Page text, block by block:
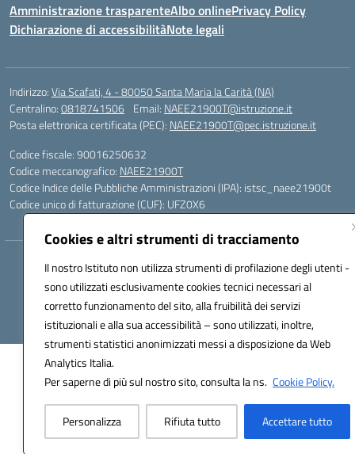
Cookies e altri strumenti di tracciamento
Il nostro Istituto non utilizza strumenti di profilazione degli utenti -
sono utilizzati esclusivamente cookies tecnici necessari al
corretto funzionamento del sito, alla fruibilità dei servizi
istituzionali e alla sua accessibilità – sono utilizzati, inoltre,
strumenti statistici anonimizzati messi a disposizione da Web
Analytics Italia.
Per saperne di più sul nostro sito, consulta la ns. Cookie Policy.
Personalizza Rifiuta tutto Accettare tutto
Amministrazione trasparenteAlbo onlinePrivacy Policy
Dichiarazione di accessibilitàNote legali
Indirizzo:Via Scafati, 4 - 80050 Santa Maria la Carità (NA)
Centralino:0818741506 Email: NAEE21900T@istruzione.it
Posta elettronica certificata (PEC): NAEE21900T@pec.istruzione.it
Codice fiscale: 90016250632
Codice meccanografico: NAEE21900T
Codice Indice delle Pubbliche Amministrazioni (IPA): istsc_naee21900t
Codice unico di fatturazione (CUF): UFZ0X6
Hosting & Powered by 3D Solution S.r.l.
Concept & Design by Designers Italia